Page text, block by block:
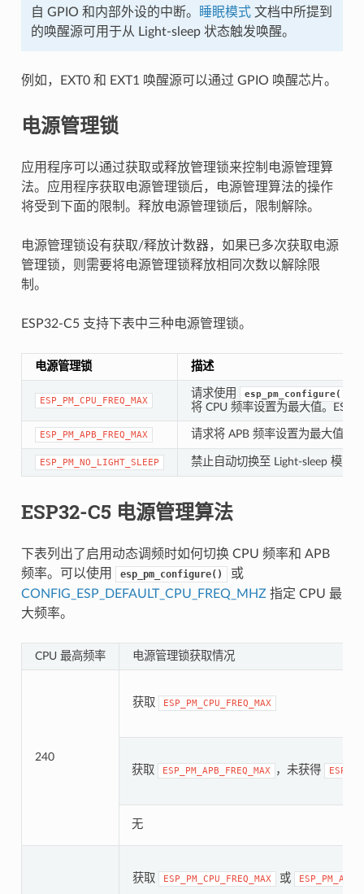
自 GPIO 和内部外设的中断。
睡眠模式文档中所提到
的唤醒源可用于从 Light-sleep 状态触发唤醒。
例如，EXT0 和 EXT1 唤醒源可以通过 GPIO 唤醒芯片。
电源管理锁
应用程序可以通过获取或释放管理锁来控制电源管理算
法。应用程序获取电源管理锁后，电源管理算法的操作
将受到下面的限制。释放电源管理锁后，限制解除。
电源管理锁设有获取/释放计数器，如果已多次获取电源
管理锁，则需要将电源管理锁释放相同次数以解除限
制。
ESP32-C5 支持下表中三种电源管理锁。
电源管理锁 描述
ESP_PM_CPU_FREQ_MAX
请求使用 esp_pm_configure()
将 CPU 频率设置为最大值。
ESP_PM_APB_FREQ_MAX 请求将 APB 频率设置为最大值，
ESP_PM_NO_LIGHT_SLEEP 禁止自动切换至 Light-sleep 模式。
ESP32-C5 电源管理算法
下表列出了启用动态调频时如何切换 CPU 频率和 APB
频率。可以使用
esp_pm_configure()
或
CONFIG_ESP_DEFAULT_CPU_FREQ_MHZ 指定 CPU 最
大频率。
CPU 最高频率 电源管理锁获取情况
240
获取 ESP_PM_CPU_FREQ_MAX
获取 ESP_PM_APB_FREQ_MAX ，未获得
无
获取 ESP_PM_CPU_FREQ_MAX 或